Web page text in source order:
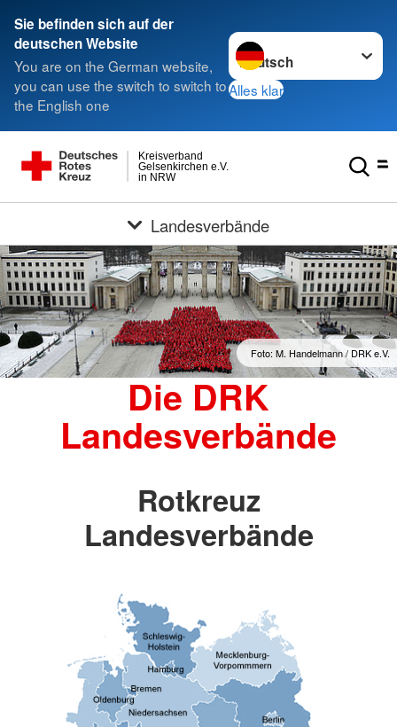
Sie befinden sich auf der
deutschen Website
You are on the German website,
you can use the switch to switch to
the English one
Sprache wechseln zu
Alles klar
in NRW
Gelsenkirchen e.V.
Kreisverband
Landesverbände
Foto: M. Handelmann / DRK e.V.
Die DRK
Landesverbände
Rotkreuz
Landesverbände